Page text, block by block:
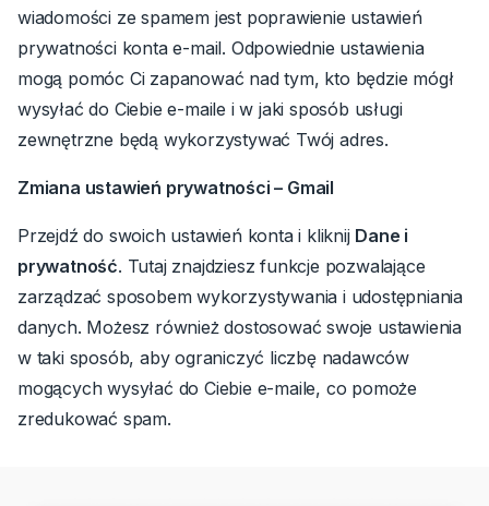
wiadomości ze spamem jest poprawienie ustawień
prywatności konta e-mail. Odpowiednie ustawienia
mogą pomóc Ci zapanować nad tym, kto będzie mógł
wysyłać do Ciebie e-maile i w jaki sposób usługi
zewnętrzne będą wykorzystywać Twój adres.
Zmiana ustawień prywatności – Gmail
Przejdź do swoich ustawień konta i kliknij Dane i
prywatność. Tutaj znajdziesz funkcje pozwalające
zarządzać sposobem wykorzystywania i udostępniania
danych. Możesz również dostosować swoje ustawienia
w taki sposób, aby ograniczyć liczbę nadawców
mogących wysyłać do Ciebie e-maile, co pomoże
zredukować spam.